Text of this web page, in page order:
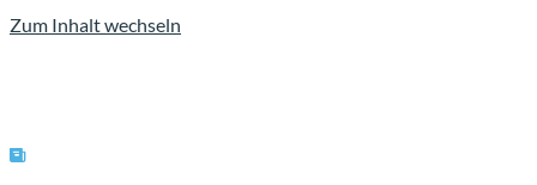
Zum Inhalt wechseln